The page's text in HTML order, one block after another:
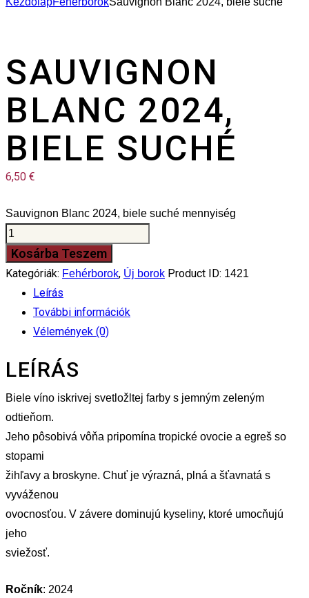
SAUVIGNON
BLANC 2024,
BIELE SUCHÉ
6,50 €
Sauvignon Blanc 2024, biele suché mennyiség
Kosárba Teszem
Kategóriák: Fehérborok, Új borok Product ID: 1421
Leírás
További információk
Vélemények (0)
LEÍRÁS
Biele víno iskrivej svetložltej farby s jemným zeleným
odtieňom.
Jeho pôsobivá vôňa pripomína tropické ovocie a egreš so
stopami
žihľavy a broskyne. Chuť je výrazná, plná a šťavnatá s
vyváženou
ovocnosťou. V závere dominujú kyseliny, ktoré umocňujú
jeho
sviežosť.
Ročník: 2024